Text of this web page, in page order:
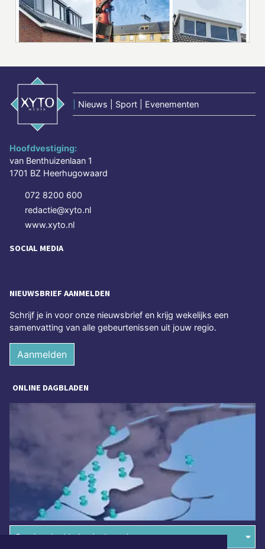
Nieuws | Sport | Evenementen
Hoofdvestiging:
van Benthuizenlaan 1
1701 BZ Heerhugowaard
072 8200 600
redactie@xyto.nl
www.xyto.nl
SOCIAL MEDIA
NIEUWSBRIEF AANMELDEN
Schrijf je in voor onze nieuwsbrief en krijg wekelijks een
samenvatting van alle gebeurtenissen uit jouw regio.
Aanmelden
ONLINE DAGBLADEN
Overige dagbladen in de regio